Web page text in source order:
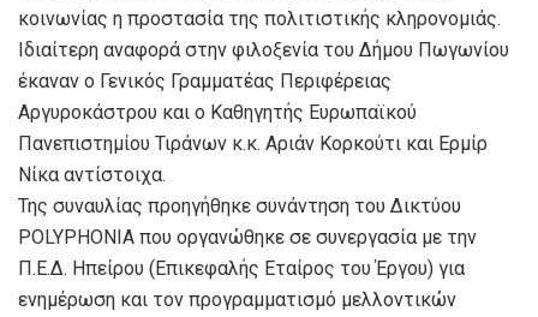
κοινωνίας η προστασία της πολιτιστικής κληρονομιάς.
Ιδιαίτερη αναφορά στην φιλοξενία του Δήμου Πωγωνίου
έκαναν ο Γενικός Γραμματέας Περιφέρειας
Αργυροκάστρου και ο Καθηγητής Ευρωπαϊκού
Πανεπιστημίου Τιράνων κ.κ. Αριάν Κορκούτι και Ερμίρ
Νίκα αντίστοιχα.
Της συναυλίας προηγήθηκε συνάντηση του Δικτύου
POLYPHONIA που οργανώθηκε σε συνεργασία με την
Π.Ε.Δ. Ηπείρου (Επικεφαλής Εταίρος του Έργου) για
ενημέρωση και τον προγραμματισμό μελλοντικών